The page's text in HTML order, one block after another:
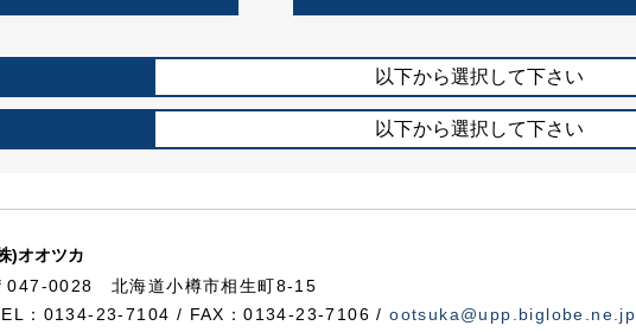
以下から選択して下さい
以下から選択して下さい
)オオツカ
047-0028 北海道小樽市相生町8-15
：0134-23-7104 / FAX：0134-23-7106 /ootsuka@upp.biglobe.ne.jp